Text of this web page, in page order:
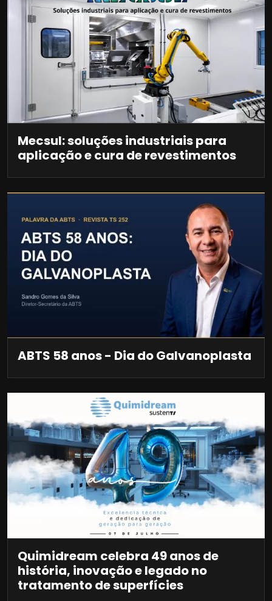
Mecsul: soluções industriais para
aplicação e cura de revestimentos
ABTS 58 anos - Dia do Galvanoplasta
Quimidream celebra 49 anos de
história, inovação e legado no
tratamento de superfícies